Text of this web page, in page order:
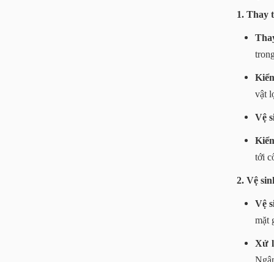
1. Thay
vật
Vệ
tới
2. Vệ
Vệ
mặt
Xử